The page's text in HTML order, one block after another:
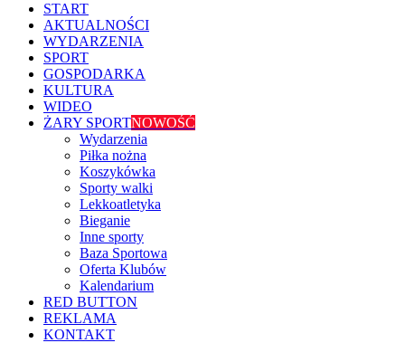
START
AKTUALNOŚCI
WYDARZENIA
SPORT
GOSPODARKA
KULTURA
WIDEO
ŻARY SPORTNOWOŚĆ
Wydarzenia
Piłka nożna
Koszykówka
Sporty walki
Lekkoatletyka
Bieganie
Inne sporty
Baza Sportowa
Oferta Klubów
Kalendarium
RED BUTTON
REKLAMA
KONTAKT